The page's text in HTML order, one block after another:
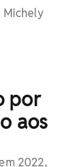
Michely
por
aos
2022,